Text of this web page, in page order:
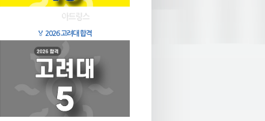
🏅 2026 고려대 합격